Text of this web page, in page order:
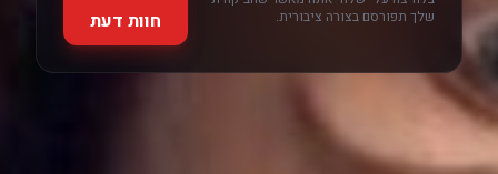
שלך תפורסם בצורה ציבורית.
חוות דעת